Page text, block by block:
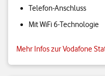
Telefon-Anschluss
Mit WiFi 6-Technologie
Mehr Infos zur Vodafone